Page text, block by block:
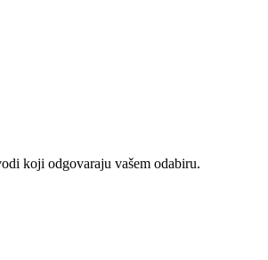
koji odgovaraju vašem odabiru.